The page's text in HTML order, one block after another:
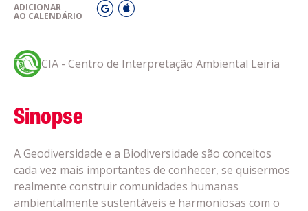
ADICIONAR
AO CALENDÁRIO
CIA - Centro de Interpretação Ambiental Leiria
Sinopse
A Geodiversidade e a Biodiversidade são conceitos
cada vez mais importantes de conhecer, se quisermos
realmente construir comunidades humanas
ambientalmente sustentáveis e harmoniosas com o